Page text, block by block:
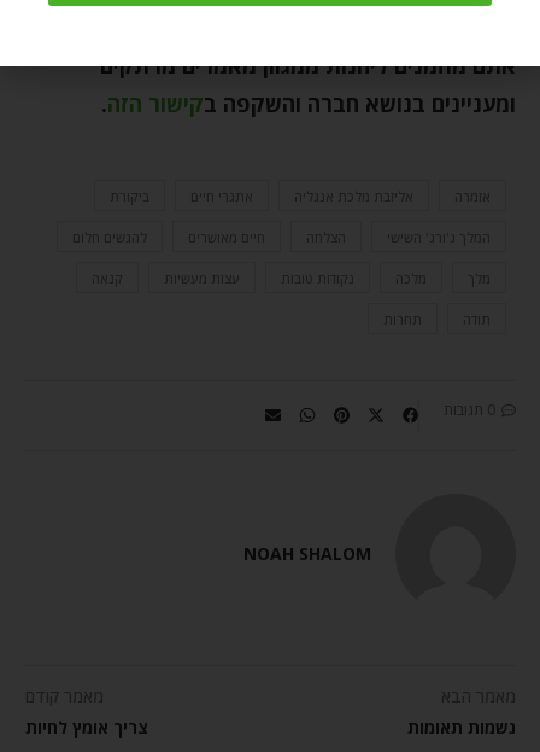
אתם מוזמנים ליהנות ממגוון מאמרים מרתקים
ומעניינים בנושא חברה והשקפה בקישור הזה.
אזמרה אליזבת מלכת אנגליה אתגרי חיים ביקורת
המלך ג'ורג' השישי הצלחה חיים מאושרים להגשים חלום
מלך מלכה נקודות טובות עצות מעשיות
תודה תחרות
0 תגובות
NOAH SHALOM
מאמר הבא
נשמות תאומות
מאמר קודם
צריך אומץ לחיות